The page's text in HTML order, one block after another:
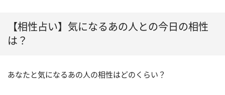
【相性占い】気になるあの人との今日の相性
は？
あなたと気になるあの人の相性はどのくらい？